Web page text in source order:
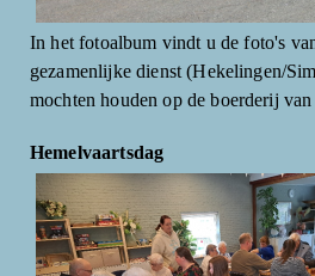
In het fotoalbum vindt u de foto's
gezamenlijke dienst (Hekelingen/
mochten houden op de boerderij
Hemelvaartsdag